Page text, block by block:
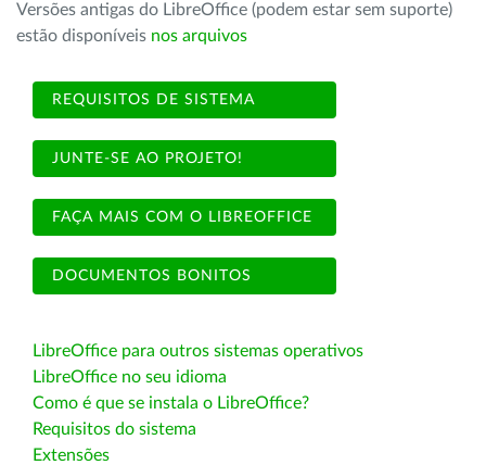
Versões antigas do LibreOffice (podem estar sem suporte)
estão disponíveis nos arquivos
REQUISITOS DE SISTEMA
JUNTE-SE AO PROJETO!
FAÇA MAIS COM O LIBREOFFICE
DOCUMENTOS BONITOS
LibreOffice para outros sistemas operativos
LibreOffice no seu idioma
Como é que se instala o LibreOffice?
Requisitos do sistema
Extensões